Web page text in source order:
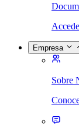
Empresa
Sobre